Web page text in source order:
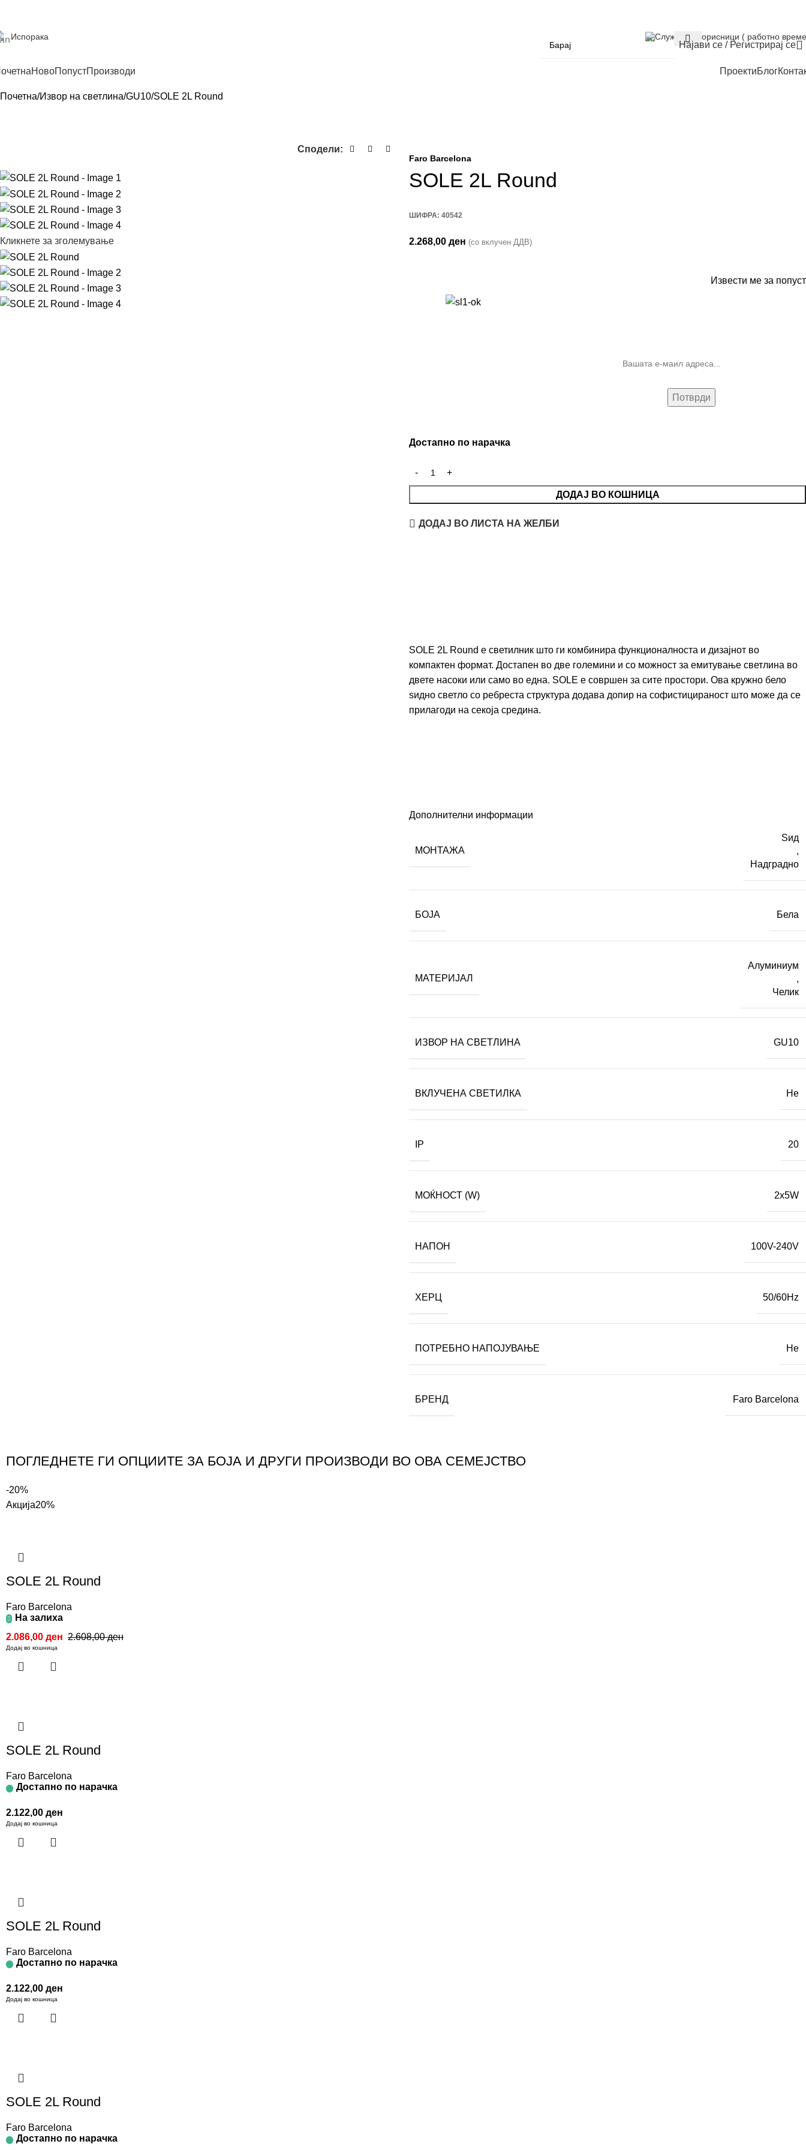
Испорака Служба за корисници ( работно
Најави се / Регистрирај се
НовоПопустПроизводи ПроектиБлог
Почетна Извор на светлина GU10 SOLE 2L Round
Сподели:
Кликнете за зголемување
Faro Barcelona
SOLE 2L Round
ШИФРА: 40542
2.268,00 ден (со вклучен ДДВ)
Извести ме за попуст
Достапно по нарачка
ДОДАЈ ВО КОШНИЦА
ДОДАЈ ВО ЛИСТА НА ЖЕЛБИ
SOLE 2L Round е светилник што ги комбинира функционалноста и дизајнот во
компактен формат. Достапен во две големини и со можност за емитување светлина во
двете насоки или само во една. SOLE е совршен за сите простори. Ова кружно бело
ѕидно светло со ребреста структура додава допир на софистицираност што може да се
прилагоди на секоја средина.
Дополнителни информации
МОНТАЖА
Ѕид
,
Надградно
БОЈА Бела
МАТЕРИЈАЛ
Алуминиум
,
Челик
ИЗВОР НА СВЕТЛИНА GU10
ВКЛУЧЕНА СВЕТИЛКА Не
IP 20
МОЌНОСТ (W) 2x5W
НАПОН 100V-240V
ХЕРЦ 50/60Hz
ПОТРЕБНО НАПОЈУВАЊЕ Не
БРЕНД Faro Barcelona
ПОГЛЕДНЕТЕ ГИ ОПЦИИТЕ ЗА БОЈА И ДРУГИ ПРОИЗВОДИ ВО ОВА СЕМЕЈСТВО
-20%
Акција20%
SOLE 2L Round
Faro Barcelona
На залиха
2.608,00ден
2.086,00 ден
Додај во кошница
SOLE 2L Round
Faro Barcelona
Достапно по нарачка
2.122,00 ден
Додај во кошница
SOLE 2L Round
Faro Barcelona
Достапно по нарачка
2.122,00 ден
Додај во кошница
SOLE 2L Round
Faro Barcelona
Достапно по нарачка